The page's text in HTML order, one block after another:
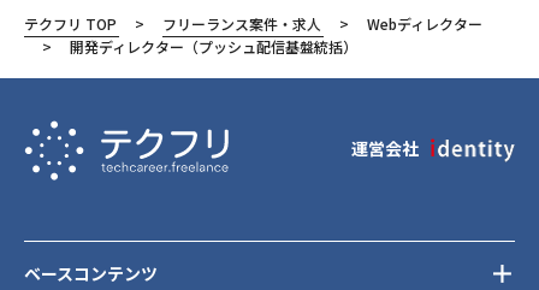
テクフリ TOP フリーランス案件・求人
Webディレクター
開発ディレクター（プッシュ配信基盤統括）
運営会社
ベースコンテンツ